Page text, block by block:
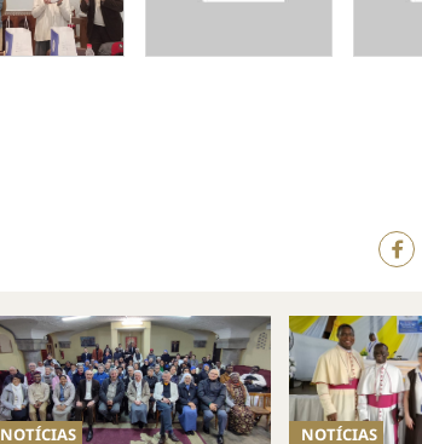
NOTÍCIAS NOTÍCIAS